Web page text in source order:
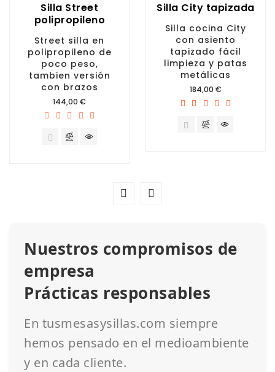
Silla Street
polipropileno
Street silla en
polipropileno de
poco peso,
tambien versión
con brazos
Precio
144,00 €
Silla City tapizada
Silla cocina City
con asiento
tapizado fácil
limpieza y patas
metálicas
Precio
184,00 €
Nuestros compromisos de
empresa
Prácticas responsables
En tusmesasysillas.com siempre
hemos pensado en el medioambiente
y en cada cliente.